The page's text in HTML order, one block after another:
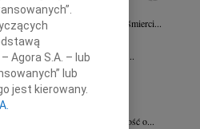
07.08.2026
przyjąłem wiadomość o śmierci...
Kraków
Gryzło Wiceprezesowi Areny...
20.07.2026Kraków
smutkiem i żalem przyjęliśmy...
smutkiem przyjęliśmy wiadomość o...
Agora S.A. – lub
lub
jest kierowany.